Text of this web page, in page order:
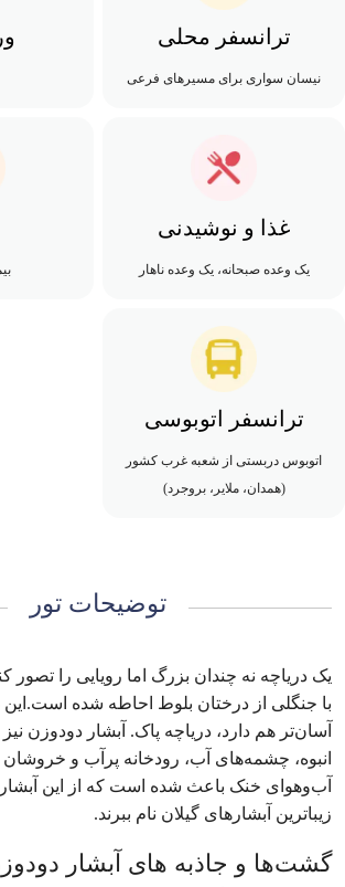
ترانسفر محلی
نیسان سواری برای مسیرهای فرعی
غذا و نوشیدنی
یک وعده صبحانه، یک وعده ناهار
ترانسفر اتوبوسی
اتوبوس دربستی از شعبه غرب کشور
(همدان، ملایر، بروجرد)
توضیحات تور
یک دریاچه نه چندان بزرگ اما رویایی را تصور
با جنگلی از درختان بلوط احاطه شده
آسان‌تر هم دارد، دریاچه پاک. آبشار دودوزن
انبوه، چشمه‌های آب، رودخانه پرآب و
آب‌وهوای خنک باعث شده است که از این آبشار
زیباترین آبشارهای گیلان نام ببرند.
گشت‌ها و جاذبه های آبشار